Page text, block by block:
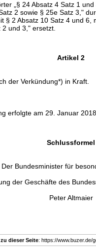
„§ 24 Absatz 4 Satz 1
2 sowie § 25e Satz 3,"
§ 2 Absatz 10 Satz 4 und
und 3," ersetzt.
Artikel 2
der Verkündung*) in Kraft.
erfolgte am 29. Januar 2018.
Schlussformel
Der Bundesminister für
der Geschäfte des
Peter Altmaier
dieser Seite: https://www.buzer.de/